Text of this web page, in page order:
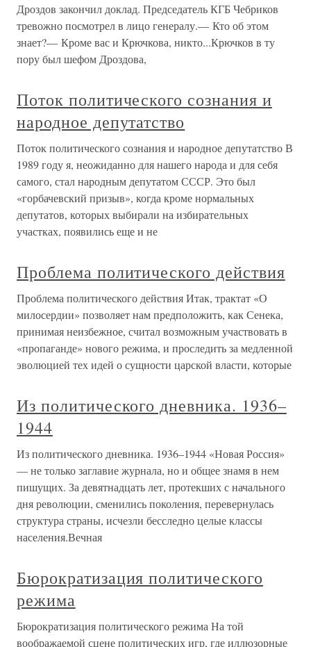
Дроздов закончил доклад. Председатель КГБ Чебриков
тревожно посмотрел в лицо генералу.— Кто об этом
знает?— Кроме вас и Крючкова, никто...Крючков в ту
пору был шефом Дроздова,
Поток политического сознания и
народное депутатство
Поток политического сознания и народное депутатство В
1989 году я, неожиданно для нашего народа и для себя
самого, стал народным депутатом СССР. Это был
«горбачевский призыв», когда кроме нормальных
депутатов, которых выбирали на избирательных
участках, появились еще и не
Проблема политического действия
Проблема политического действия Итак, трактат «О
милосердии» позволяет нам предположить, как Сенека,
принимая неизбежное, считал возможным участвовать в
«пропаганде» нового режима, и проследить за медленной
эволюцией тех идей о сущности царской власти, которые
Из политического дневника. 1936–
1944
Из политического дневника. 1936–1944 «Новая Россия»
— не только заглавие журнала, но и общее знамя в нем
пишущих. За девятнадцать лет, протекших с начального
дня революции, сменились поколения, перевернулась
структура страны, исчезли бесследно целые классы
населения.Вечная
Бюрократизация политического
режима
Бюрократизация политического режима На той
воображаемой сцене политических игр, где иллюзорные